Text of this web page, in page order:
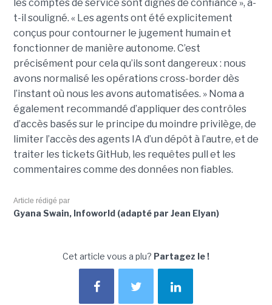
les comptes de service sont dignes de confiance », a-
t-il souligné. « Les agents ont été explicitement
conçus pour contourner le jugement humain et
fonctionner de manière autonome. C’est
précisément pour cela qu’ils sont dangereux : nous
avons normalisé les opérations cross-border dès
l’instant où nous les avons automatisées. » Noma a
également recommandé d’appliquer des contrôles
d’accès basés sur le principe du moindre privilège, de
limiter l’accès des agents IA d’un dépôt à l’autre, et de
traiter les tickets GitHub, les requêtes pull et les
commentaires comme des données non fiables.
Article rédigé par
Gyana Swain, Infoworld (adapté par Jean Elyan)
Cet article vous a plu? Partagez le !